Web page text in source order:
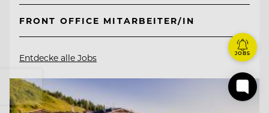
FRONT OFFICE MITARBEITER/IN
Entdecke alle Jobs JOBS